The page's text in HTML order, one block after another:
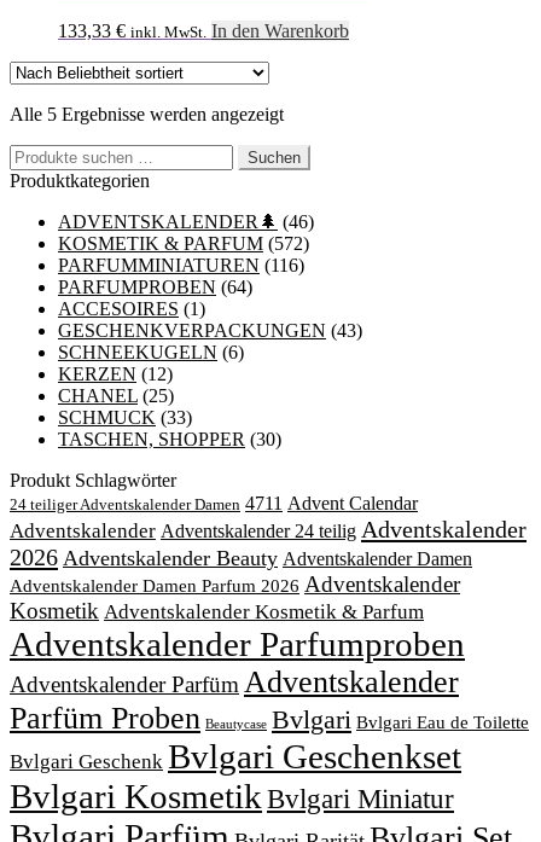
133,33 € inkl. MwSt. In den Warenkorb
Alle 5 Ergebnisse werden angezeigtNach
sortiert
Suchen
nach:
Suchen
Produktkategorien
ADVENTSKALENDER🌲 (46)
KOSMETIK & PARFUM (572)
PARFUMMINIATUREN (116)
PARFUMPROBEN (64)
ACCESOIRES (1)
GESCHENKVERPACKUNGEN (43)
SCHNEEKUGELN (6)
KERZEN (12)
CHANEL (25)
SCHMUCK (33)
TASCHEN, SHOPPER (30)
Produkt Schlagwörter
24 teiliger Adventskalender Damen 4711 Advent Calendar
Adventskalender Adventskalender 24 teilig Adventskalender
2026 Adventskalender Beauty Adventskalender Damen
Adventskalender Damen Parfum 2026 Adventskalender
Kosmetik Adventskalender Kosmetik & Parfum
Adventskalender Parfumproben
Adventskalender Parfüm Adventskalender
Parfüm Proben Beautycase Bvlgari Bvlgari Eau de Toilette
Bvlgari Geschenk Bvlgari Geschenkset
Bvlgari KosmetikBvlgari Miniatur